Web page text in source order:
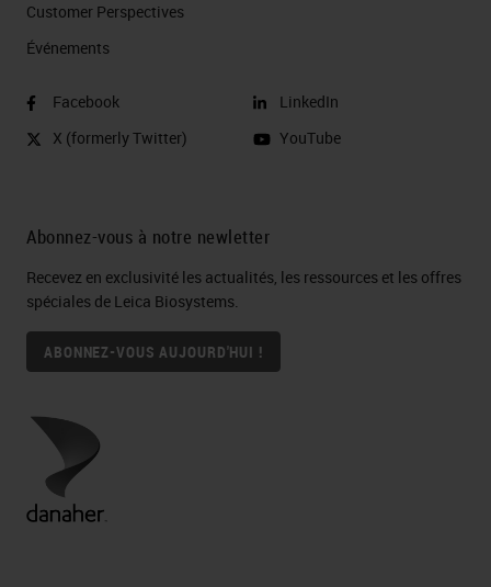
Customer Perspectives​
Événements
Facebook
X (formerly Twitter)
LinkedIn
YouTube
Abonnez-vous à notre newletter
Recevez en exclusivité les actualités, les ressources et les offres
spéciales de Leica Biosystems.
ABONNEZ-VOUS AUJOURD'HUI !